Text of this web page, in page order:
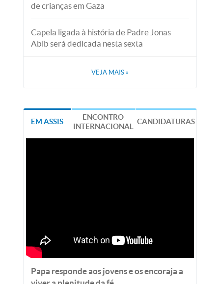
de crianças em Gaza
Capela ligada à história de Padre Jonas
Abib será dedicada nesta sexta
VEJA MAIS »
EM ASSIS
ENCONTRO
INTERNACIONAL
CANDIDATURAS
Papa responde aos jovens e os encoraja a